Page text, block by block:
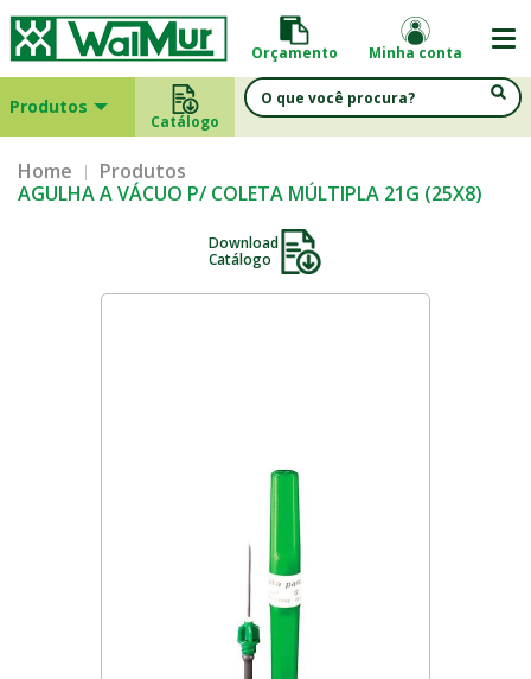
Orçamento Minha conta
Produtos
Catálogo
Home
Produtos
AGULHA A VÁCUO P/ COLETA MÚLTIPLA 21G (25X8)
Download
Catálogo